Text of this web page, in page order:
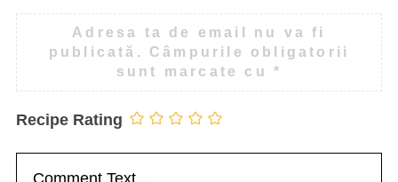
Adresa ta de email nu va fi
publicată.
Câmpurile obligatorii
sunt marcate cu *
Recipe Rating